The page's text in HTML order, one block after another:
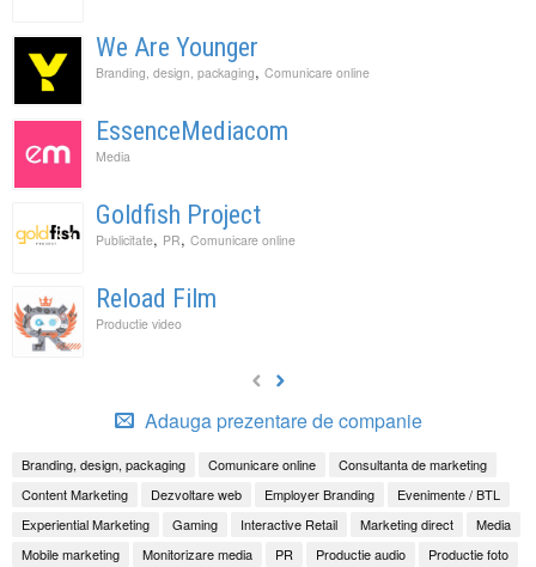
We Are Younger
Branding, design, packaging, Comunicare online
EssenceMediacom
Media
Goldfish Project
Publicitate, PR, Comunicare online
Reload Film
Productie video
Adauga prezentare de companie
Branding, design, packaging Comunicare online
Consultanta de marketing
Content Marketing
Dezvoltare web Employer Branding
Evenimente / BTL
Experiential Marketing
Gaming Interactive Retail Marketing direct
Media
Mobile marketing
Monitorizare media PR Productie audio Productie foto